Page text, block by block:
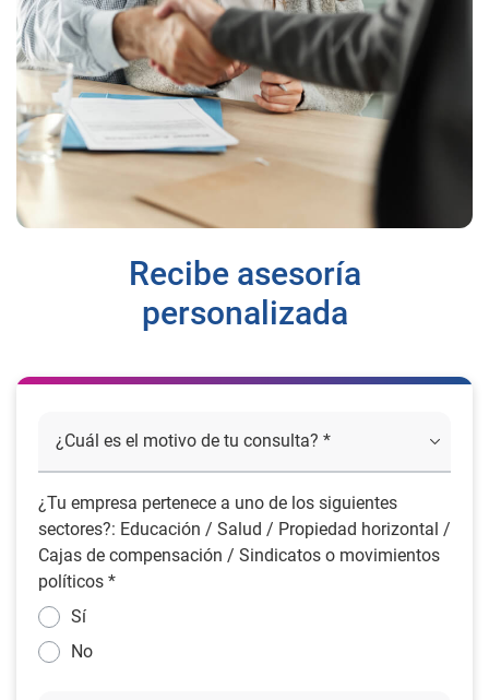
Recibe asesoría
personalizada
¿Tu empresa pertenece a uno de los siguientes
sectores?: Educación / Salud / Propiedad horizontal /
Cajas de compensación / Sindicatos o movimientos
políticos *
Sí
No